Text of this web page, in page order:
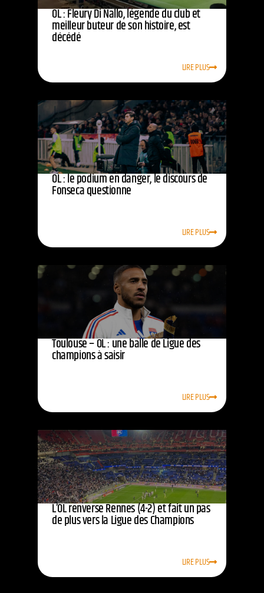
OL : Fleury Di Nallo, légende du club et
meilleur buteur de son histoire, est
décédé
LIRE PLUS
OL : le podium en danger, le discours de
Fonseca questionne
LIRE PLUS
Toulouse – OL : une balle de Ligue des
champions à saisir
LIRE PLUS
L’OL renverse Rennes (4-2) et fait un pas
de plus vers la Ligue des Champions
LIRE PLUS